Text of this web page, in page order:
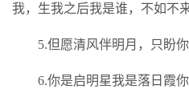
我，生我之后我是谁，不如不
5.但愿清风伴明月，只盼
6.你是启明星我是落日霞